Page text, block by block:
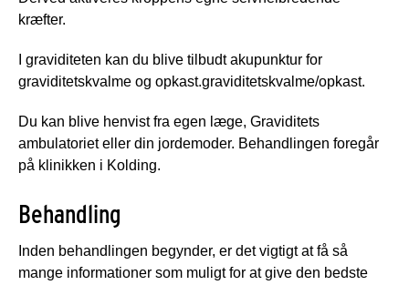
kræfter.
I graviditeten kan du blive tilbudt akupunktur for
graviditetskvalme og opkast.graviditetskvalme/opkast.
Du kan blive henvist fra egen læge, Graviditets
ambulatoriet eller din jordemoder. Behandlingen foregår
på klinikken i Kolding.
Behandling
Inden behandlingen begynder, er det vigtigt at få så
mange informationer som muligt for at give den bedste